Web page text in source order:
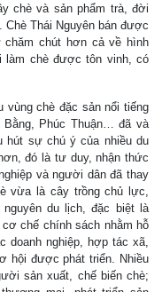
chè và sản phẩm trà, đời
Thái Nguyên bán được
chút hơn cả về hình
làm chè được tôn vinh, có
vùng chè đặc sản nổi tiếng
Phúc Thuận… đã và
hút sự chú ý của nhiều du
đó là tư duy, nhận thức
và người dân đã thay
vừa là cây trồng chủ lực,
du lịch, đặc biệt là
chế chính sách nhằm hỗ
doanh nghiệp, hợp tác xã,
hội được phát triển. Nhiều
sản xuất, chế biến chè;